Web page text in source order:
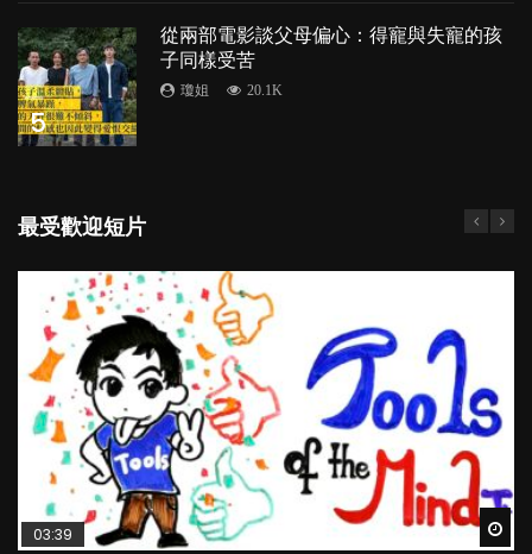
5
從兩部電影談父母偏心：得寵與失寵的孩
子同樣受苦
瓊姐 20.1K
最受歡迎短片
03:39
04:59
03:02
04:06
04:18